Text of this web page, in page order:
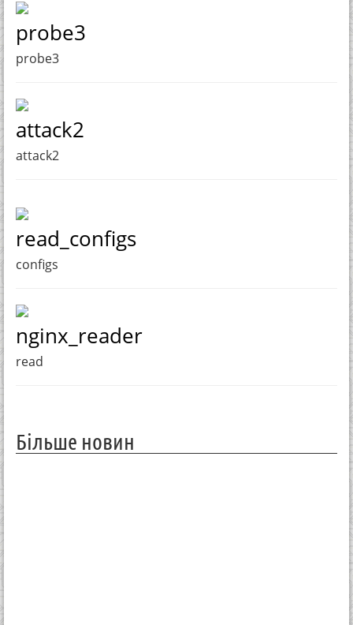
probe3
probe3
attack2
attack2
read_configs
configs
nginx_reader
read
Більше новин